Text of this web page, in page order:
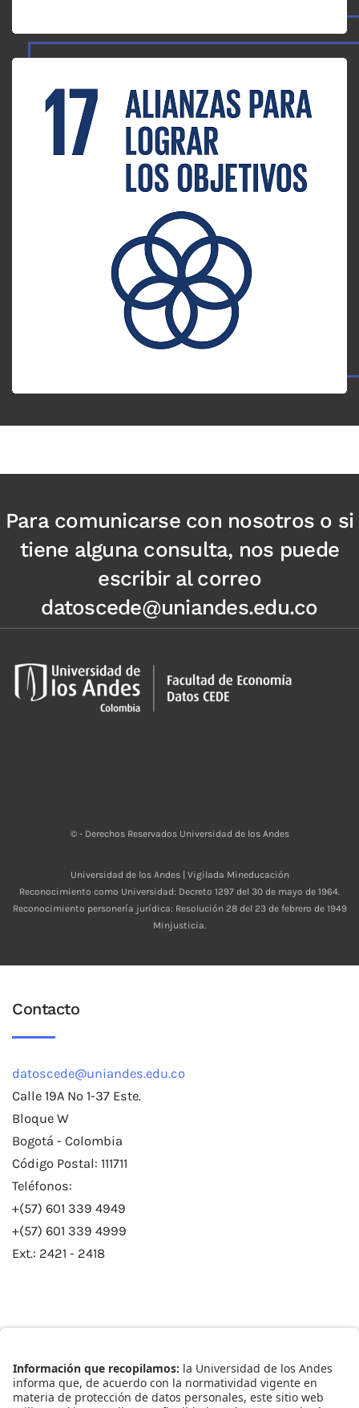
Para comunicarse con nosotros o si
tiene alguna consulta, nos puede
escribir al correo
datoscede@uniandes.edu.co
© - Derechos Reservados Universidad de los Andes
Universidad de los Andes | Vigilada Mineducación
Reconocimiento como Universidad: Decreto 1297 del 30 de mayo de 1964.
Reconocimiento personería jurídica: Resolución 28 del 23 de febrero de 1949
Minjusticia.
Contacto
datoscede@uniandes.edu.co
Calle 19A No 1-37 Este.
Bloque W
Bogotá - Colombia
Código Postal: 111711
Teléfonos:
+(57) 601 339 4949
+(57) 601 339 4999
Ext.: 2421 - 2418